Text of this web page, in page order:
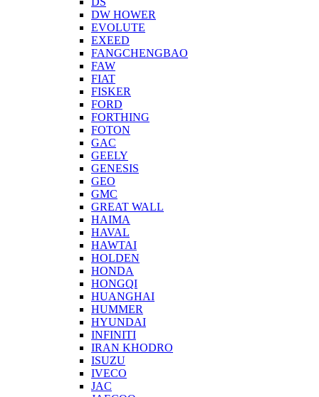
DW HOWER
EVOLUTE
EXEED
FANGCHENGBAO
FAW
FIAT
FISKER
FORD
FORTHING
FOTON
GAC
GEELY
GENESIS
GEO
GMC
GREAT WALL
HAIMA
HAVAL
HAWTAI
HOLDEN
HONDA
HONGQI
HUANGHAI
HUMMER
HYUNDAI
INFINITI
IRAN KHODRO
ISUZU
IVECO
JAC